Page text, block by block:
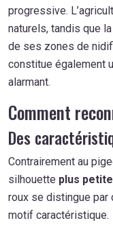
progressive.
naturels, tandis que la
de ses zones de
constitue également
alarmant.
Comment
Des
Contrairement au
silhouette plus
roux se distingue par
motif caractéristique.